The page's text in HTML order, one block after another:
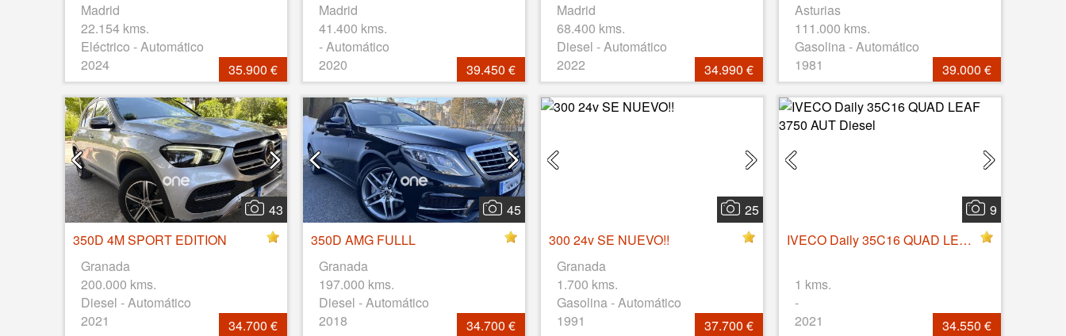
Madrid
22.154 kms.
Eléctrico - Automático
2024
35.900 €
Madrid
41.400 kms.
- Automático
2020
39.450 €
Madrid
68.400 kms.
Diesel - Automático
2022
34.990 €
Asturias
111.000 kms.
Gasolina - Automático
1981
39.000 €
43
350D 4M SPORT EDITION
Granada
200.000 kms.
Diesel - Automático
2021
34.700 €
45
350D AMG FULLL
Granada
197.000 kms.
Diesel - Automático
2018
34.700 €
25
300 24v SE NUEVO!!
Granada
1.700 kms.
Gasolina - Automático
1991
37.700 €
9
IVECO Daily 35C16 QUAD LEAF 3750 AUT Diesel
1 kms.
-
2021
34.550 €